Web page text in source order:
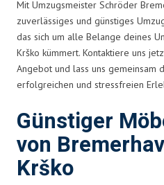
Mit Umzugsmeister Schröder
zuverlässiges und günstiges
das sich um alle Belange deines
Krško kümmert. Kontaktiere uns
Angebot und lass uns gemeinsam
erfolgreichen und stressfreien
Günstiger
von
Krško